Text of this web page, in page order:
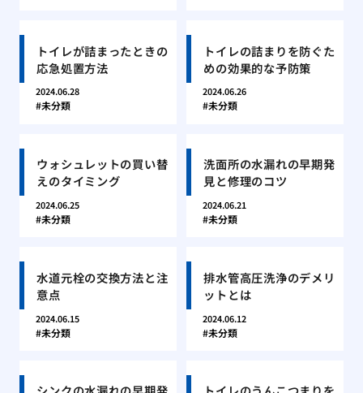
トイレが詰まったときの
応急処置方法
2024.06.28
未分類
トイレの詰まりを防ぐた
めの効果的な予防策
2024.06.26
未分類
ウォシュレットの買い替
えのタイミング
2024.06.25
未分類
洗面所の水漏れの早期発
見と修理のコツ
2024.06.21
未分類
水道元栓の交換方法と注
意点
2024.06.15
未分類
排水管高圧洗浄のデメリ
ットとは
2024.06.12
未分類